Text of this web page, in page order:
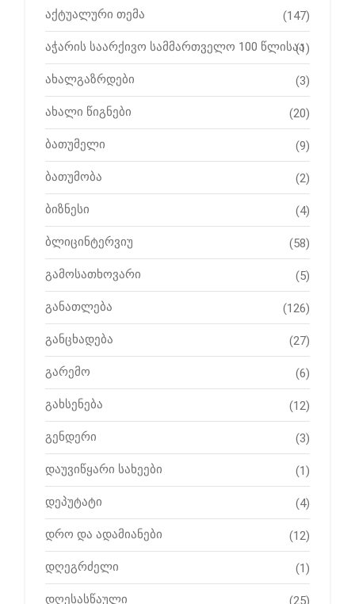
აქტუალური თემა (147)
აჭარის საარქივო სამმართველო 100 წლისაა
(1)
ახალგაზრდები (3)
ახალი წიგნები (20)
ბათუმელი (9)
ბათუმობა (2)
ბიზნესი (4)
ბლიცინტერვიუ (58)
გამოსათხოვარი (5)
განათლება (126)
განცხადება (27)
გარემო (6)
გახსენება (12)
გენდერი (3)
დაუვიწყარი სახეები (1)
დეპუტატი (4)
დრო და ადამიანები (12)
დღეგრძელი (1)
დღესასწაული (25)